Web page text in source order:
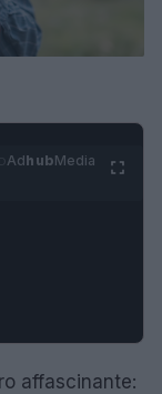
AdhubMedia
affascinante: